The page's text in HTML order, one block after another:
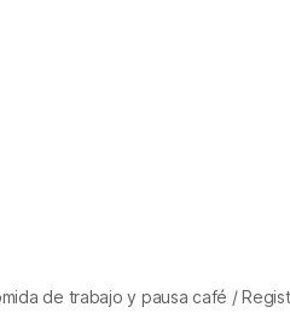
de trabajo y pausa café /